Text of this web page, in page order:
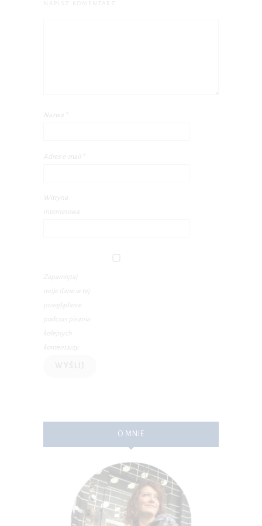
Nazwa
Adres e-mail
Witryna
internetowa
Zapamiętaj
moje dane w tej
przeglądarce
podczas pisania
kolejnych
komentarzy.
O MNIE